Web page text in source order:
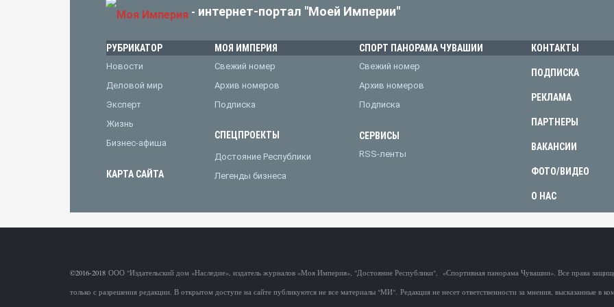
- интернет-портал "Моей Империи"
РУБРИКАТОР
Новости
Деловой мир
Эксперт
Жизнь
Бизнес-афиша
КАРТА САЙТА
МОЯ ИМПЕРИЯ
Свежий номер
Архив номеров
Подписка
СПЕЦПРОЕКТЫ
Достояние Республики
Легенды бизнеса
СПОРТ ПАНОРАМА ЧУВАШИИ
Свежий номер
Архив номеров
Подписка
СЕРВИСЫ
RSS-ленты
КОНТАКТЫ
ПОДПИСКА
РЕКЛАМА
ПАРТНЕРЫ
ВАКАНСИИ
ФОТО/ВИДЕО
О НАС
©2016-2018 ООО "Издательский дом «Наследие», издатель журналов «Моя Империя», "Достояние Республики", «Спортивная панорама Чувашии». Все права
только с разрешения редакции. В открытом доступе на сайте публикуются не все материалы "МИ". Редакция не несет ответственности за мнения, высказанные в